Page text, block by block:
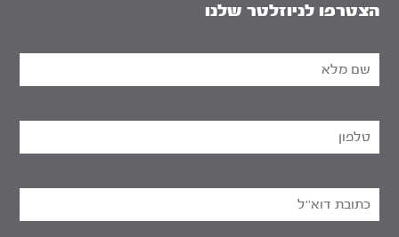
הצטרפו לניוזלטר שלנו